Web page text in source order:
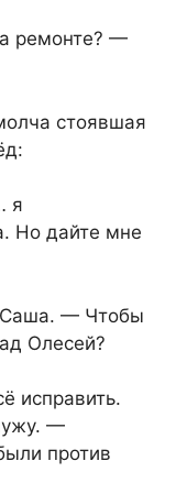
ремонте? —
стоявшая
я
Но дайте мне
— Чтобы
Олесей?
исправить.
—
против